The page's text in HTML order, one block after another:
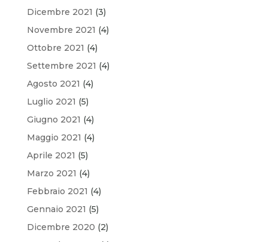
Dicembre 2021 (3)
Novembre 2021 (4)
Ottobre 2021 (4)
Settembre 2021 (4)
Agosto 2021 (4)
Luglio 2021 (5)
Giugno 2021 (4)
Maggio 2021 (4)
Aprile 2021 (5)
Marzo 2021 (4)
Febbraio 2021 (4)
Gennaio 2021 (5)
Dicembre 2020 (2)